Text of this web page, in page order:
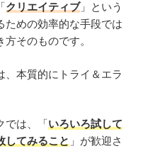
クリエイティブ」という
ための効率的な手段では
そのものです。
、本質的にトライ＆エラ
では、「いろいろ試して
してみること 」が歓迎さ